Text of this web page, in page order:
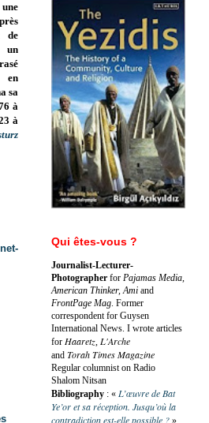
une
de
un
en
sa
à
à
Qui êtes-vous ?
Journalist-Lecturer-
Photographer for Pajamas Media,
American Thinker, Ami and
FrontPage Mag. Former
correspondent for Guysen
International News. I wrote articles
for Haaretz, L'Arche
and Torah Times Magazine
Regular columnist on Radio
Shalom Nitsan
Bibliography : « L’œuvre de Bat
Ye’or et sa réception. Jusqu’où la
contradiction est-elle possible ? »